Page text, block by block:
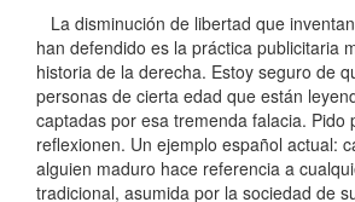
La disminución de libertad que
han defendido es la práctica publicitaria
historia de la derecha. Estoy seguro de
personas de cierta edad que están
captadas por esa tremenda falacia. Pido
reflexionen. Un ejemplo español actual:
alguien maduro hace referencia a
tradicional, asumida por la sociedad de